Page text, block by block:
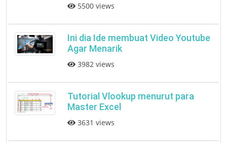
5500 views
Ini dia Ide membuat Video Youtube
Agar Menarik
3982 views
Tutorial Vlookup menurut para
Master Excel
3631 views